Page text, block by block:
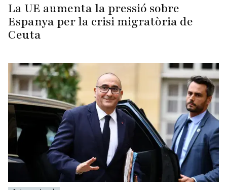
La UE aumenta la pressió sobre
Espanya per la crisi migratòria de
Ceuta